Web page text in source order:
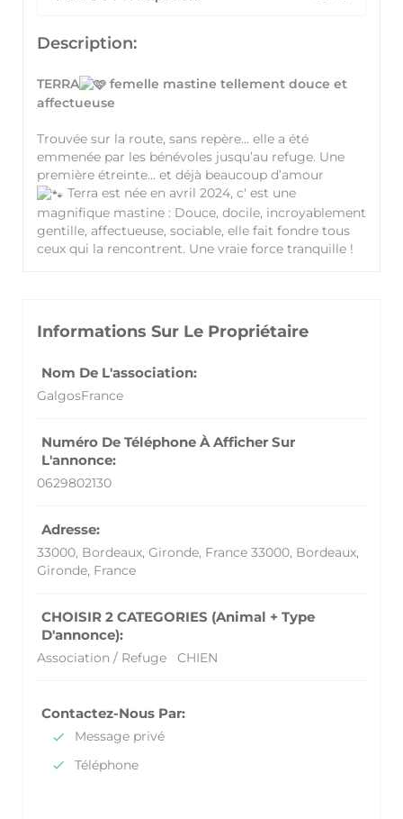
Description:
TERRA
femelle mastine tellement douce et
affectueuse
Trouvée sur la route, sans repère… elle a été
emmenée par les bénévoles jusqu’au refuge. Une
première étreinte… et déjà beaucoup d’amour
Terra est née en avril 2024, c' est une
magnifique mastine : Douce, docile, incroyablement
gentille, affectueuse, sociable, elle fait fondre tous
ceux qui la rencontrent. Une vraie force tranquille !
Informations Sur Le Propriétaire
Nom De L'association:
GalgosFrance
Numéro De Téléphone À Afficher Sur
L'annonce:
0629802130
Adresse:
33000, Bordeaux, Gironde, France 33000, Bordeaux,
Gironde, France
CHOISIR 2 CATEGORIES (Animal + Type
D'annonce):
Association / Refuge CHIEN
Contactez-Nous Par:
Message privé
Téléphone